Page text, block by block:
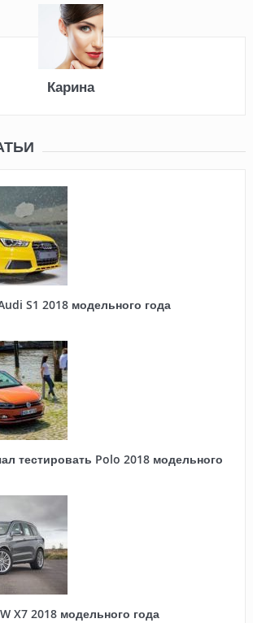
Карина
S1 2018 модельного года
тестировать Polo 2018 модельного
X7 2018 модельного года